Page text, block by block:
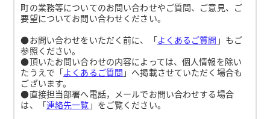
町の業務等についてのお問い合わせやご質問、ご意見、ご
要望についてお問い合わせください。
●お問い合わせをいただく前に、「よくあるご質問 」もご
参照ください。
●頂いたお問い合わせの内容によっては、個人情報を除い
たうえで「よくあるご質問 」へ掲載させていただく場合も
ございます。
●直接担当部署へ電話，メールでお問い合わせする場合
は、「連絡先一覧 」をご覧ください。